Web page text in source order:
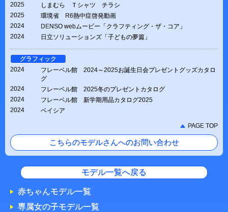
2025
しまむら Ｔシャツ チラシ
2025
環境省 R6熱中症啓発動画
2024
DENSO webムービー「クラフティング・ザ・コア」
2024
日立ソリューションズ「子どもの夢篇」
グラフィック
2024
フレーベル館 2024～2025お誕生日会プレゼントグッズカタロ
グ
2024
フレーベル館 2025冬のプレゼントカタログ
2024
フレーベル館 新学期用品カタログ2025
2024
ベイシア
PAGE TOP
こちらのモデルさんへのお問い合わせ
モデル一覧へ戻る
赤ちゃんモデル一覧
専属女の子モデル一覧